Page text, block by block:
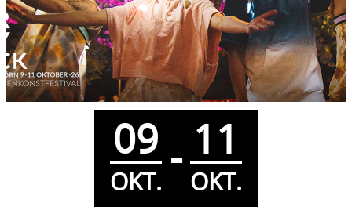
09
OKT. - 11
OKT.